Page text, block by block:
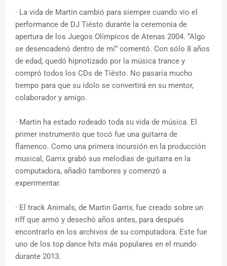
· La vida de Martin cambió para siempre cuando vio el
performance de DJ Tiësto durante la ceremonia de
apertura de los Juegos Olímpicos de Atenas 2004. “Algo
se desencadenó dentro de mí” comentó. Con sólo 8 años
de edad, quedó hipnotizado por la música trance y
compró todos los CDs de Tiësto. No pasaría mucho
tiempo para que su ídolo se convertirá en su mentor,
colaborador y amigo.
· Martin ha estado rodeado toda su vida de música. El
primer instrumento que tocó fue una guitarra de
flamenco. Como una primera incursión en la producción
musical, Garrix grabó sus melodías de guitarra en la
computadora, añadió tambores y comenzó a
experimentar.
· El track Animals, de Martin Garrix, fue creado sobre un
riff que armó y desechó años antes, para después
encontrarlo en los archivos de su computadora. Este fue
uno de los top dance hits más populares en el mundo
durante 2013.